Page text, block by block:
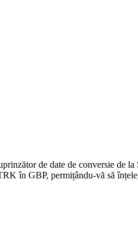
de date de conversie de
în GBP, permițându-vă să